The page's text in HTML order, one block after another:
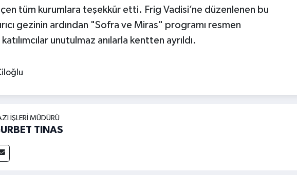
tüm kurumlara teşekkür etti. Frig Vadisi’ne düzenlenen bu
gezinin ardından "Sofra ve Miras" programı resmen
unutulmaz anılarla kentten ayrıldı.
İŞLERI MÜDÜRÜ
TINAS